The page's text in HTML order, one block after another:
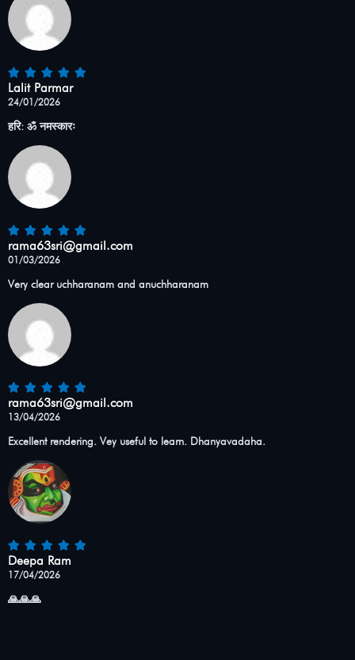
Lalit Parmar
24/01/2026
हरि: ॐ नमस्कारः
rama63sri@gmail.com
01/03/2026
Very clear uchharanam and anuchharanam
rama63sri@gmail.com
13/04/2026
Excellent rendering. Vey useful to learn. Dhanyavadaha.
Deepa Ram
17/04/2026
🙏🙏🙏